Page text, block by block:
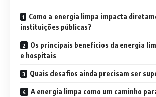
Como a energia limpa impacta
instituições públicas?
Os principais benefícios da energia
e hospitais
Quais desafios ainda precisam ser
A energia limpa como um caminho